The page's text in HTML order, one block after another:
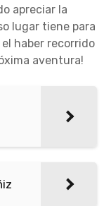
apreciar la
lugar tiene para
haber recorrido
aventura!